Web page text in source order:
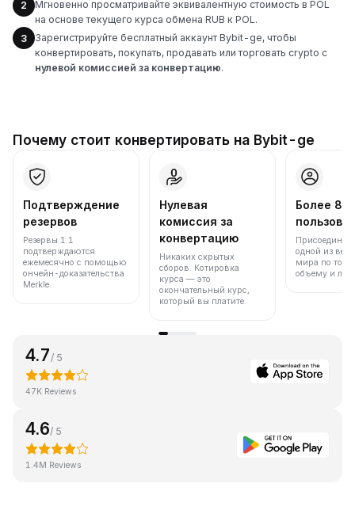
2
Мгновенно просматривайте эквивалентную стоимость в POL
на основе текущего курса обмена RUB к POL.
3
Зарегистрируйте бесплатный аккаунт Bybit-ge, чтобы
конвертировать, покупать, продавать или торговать crypto с
нулевой комиссией за конвертацию.
Почему стоит конвертировать на Bybit-ge
Подтверждение
резервов
Резервы 1:1
подтверждаются
ежемесячно с помощью
ончейн-доказательства
Merkle.
Нулевая
комиссия за
конвертацию
Никаких скрытых
сборов. Котировка
курса — это
окончательный курс,
который вы платите.
Более 86
одной из
мира по
объему и
4.7 / 5
47K Reviews
4.6/ 5
1.4M Reviews